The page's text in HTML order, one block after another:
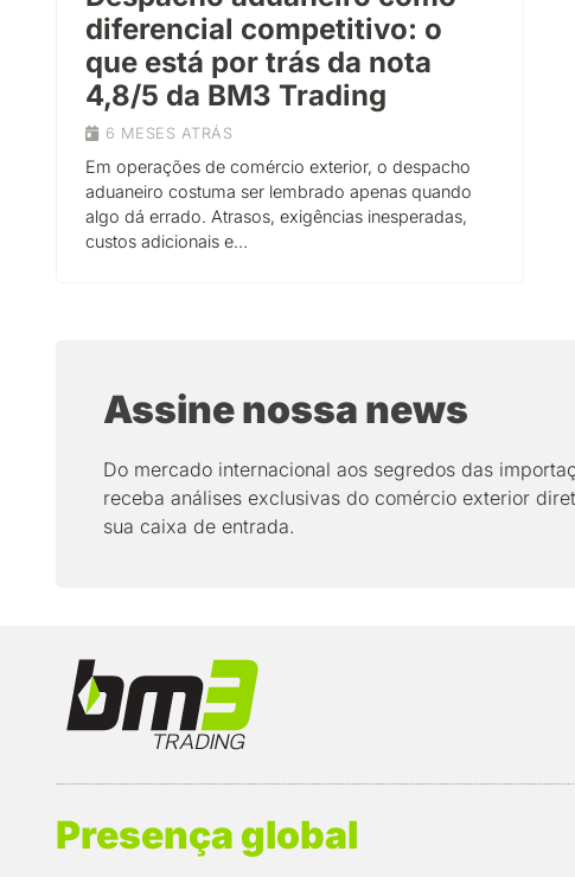
diferencial competitivo: o
que está por trás da nota
4,8/5 da BM3 Trading
6 MESES ATRÁS
Em operações de comércio exterior, o despacho
aduaneiro costuma ser lembrado apenas quando
algo dá errado. Atrasos, exigências inesperadas,
custos adicionais e…
Assine nossa news
Do mercado internacional aos segredos das
receba análises exclusivas do comércio exterior
sua caixa de entrada.
Presença global